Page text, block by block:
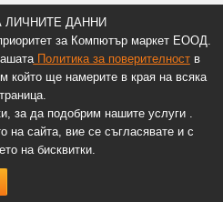
ЛИЧНИТЕ ДАННИ
за Компютър маркет ЕООД.
Политика за поверителноств
който ще намерите в края на всяка
за да подобрим нашите услуги .
на сайта, вие се съгласявате и с
на бисквитки.